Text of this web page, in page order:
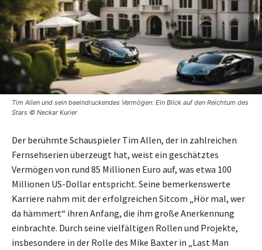
Tim Allen und sein beeindruckendes Vermögen: Ein Blick auf den Reichtum des
Stars © Neckar Kurier
Der berühmte Schauspieler Tim Allen, der in zahlreichen
Fernsehserien überzeugt hat, weist ein geschätztes
Vermögen von rund 85 Millionen Euro auf, was etwa 100
Millionen US-Dollar entspricht. Seine bemerkenswerte
Karriere nahm mit der erfolgreichen Sitcom „Hör mal, wer
da hämmert“ ihren Anfang, die ihm große Anerkennung
einbrachte. Durch seine vielfältigen Rollen und Projekte,
insbesondere in der Rolle des Mike Baxter in „Last Man